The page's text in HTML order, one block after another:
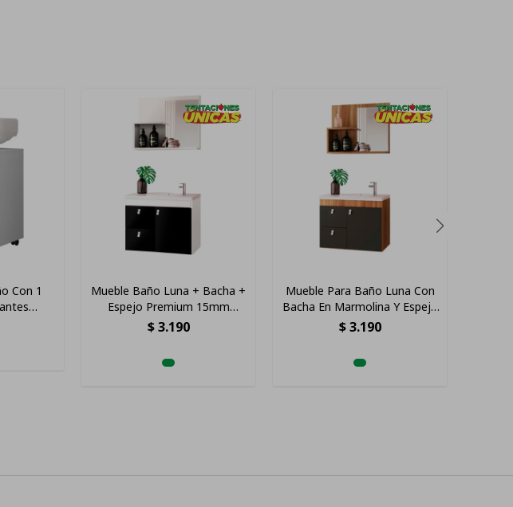
Con 1
Mueble Baño Luna + Bacha +
Espejo Premium 15mm
Blanco Negro
$ 3.190
Mueble Para Baño Luna Con
Bacha En Marmolina Y Espejo
Premium 15mm Color
$ 3.190